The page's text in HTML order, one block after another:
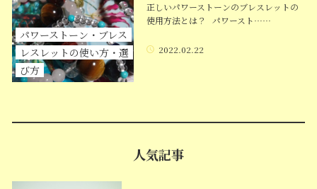
パワーストーン・ブレス
レスレットの使い方・選
び方
正しいパワーストーンのブレスレットの
使用方法とは？ パワースト……
2022.02.22
人気記事